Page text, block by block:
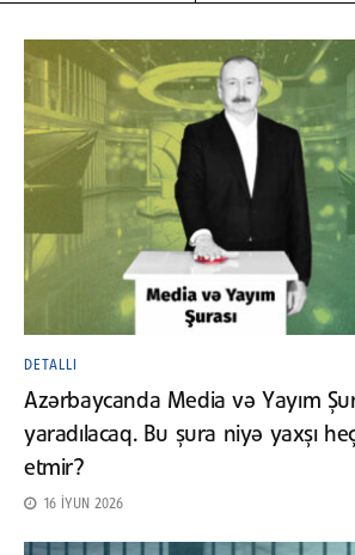
DETALLI
Azərbaycanda Media və Yayım
yaradılacaq. Bu şura niyə yaxşı
etmir?
16 İYUN 2026